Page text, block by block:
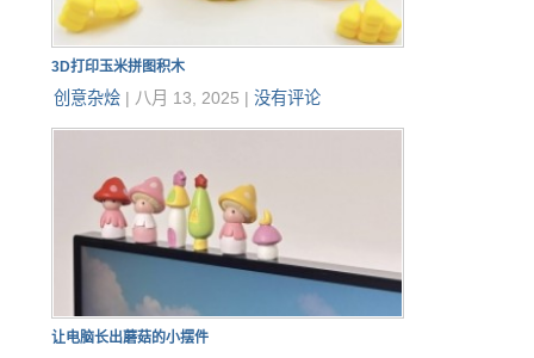
3D打印玉米拼图积木
创意杂烩| 八月 13, 2025 | 没有评论
让电脑长出蘑菇的小摆件